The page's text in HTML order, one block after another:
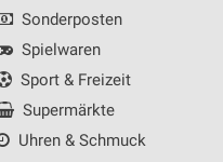
Sonderposten
Spielwaren
Sport & Freizeit
Supermärkte
Uhren & Schmuck